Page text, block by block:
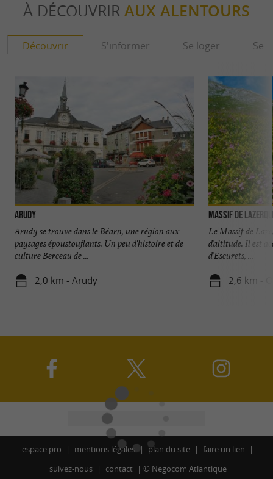
À DÉCOUVRIR AUX ALENTOURS
Découvrir S'informer Se loger Se
Arudy
Arudy se trouve dans le Béarn, une région aux
paysages époustouflants. Un peu d'histoire et de
culture Berceau de ...
2,0 km - Arudy
Massif de
Le Massif de
d’altitude. Il est
d’Escurets, ...
2,6 km -
espace pro mentions légales plan du site
faire un lien
suivez-nous
contact © Negocom Atlantique